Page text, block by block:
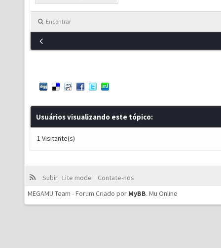
Encontrar
Usuários visualizando este tópico:
1 Visitante(s)
Subir Lite mode
Contate-nos
MEGAMU Team - Forum Criado por MyBB. Mu Online